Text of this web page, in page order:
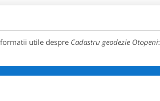
utile despre Cadastru geodezie Otopeni: